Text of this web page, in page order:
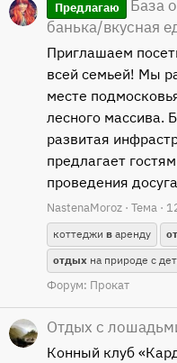
Предлагаю
База
банька/вкусная
Приглашаем
всей семьей! Мы
месте
лесного массива.
развитая
предлагает
проведения
NastenaMoroz Тема
коттеджи в аренду
отдых на природе с
Форум: Прокат
Отдых с
Конный клуб